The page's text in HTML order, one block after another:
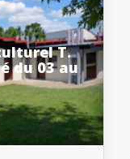
T.
du 03 au